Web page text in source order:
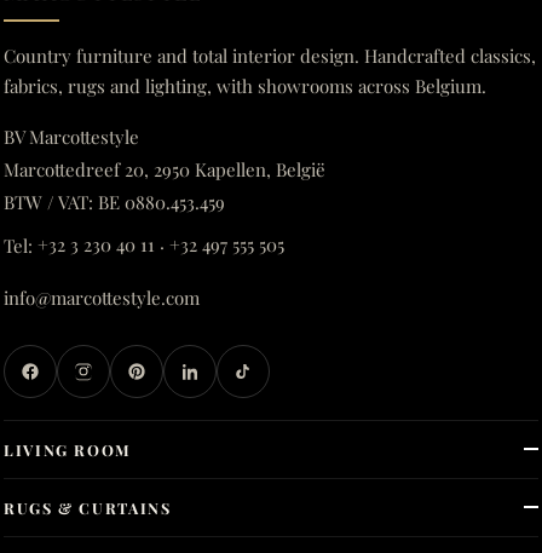
Country furniture and total interior design. Handcrafted classics,
fabrics, rugs and lighting, with showrooms across Belgium.
BV Marcottestyle
Marcottedreef 20, 2950 Kapellen, België
BTW / VAT: BE 0880.453.459
Tel: +32 3 230 40 11 · +32 497 555 505
info@marcottestyle.com
LIVING ROOM
RUGS & CURTAINS